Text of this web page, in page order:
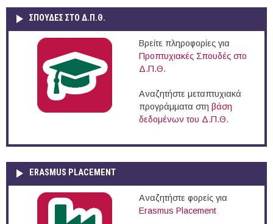
ΣΠΟΥΔΈΣ ΣΤΟ Δ.Π.Θ.
Βρείτε πληροφορίες για
Προπτυχιακές Σπουδές στο
Δ.Π.Θ.
Αναζητήστε μεταπτυχιακά
προγράμματα στη βάση
δεδομένων του Δ.Π.Θ.
ERASMUS PLACEMENT
Αναζητήστε φορείς για
Erasmus Placement